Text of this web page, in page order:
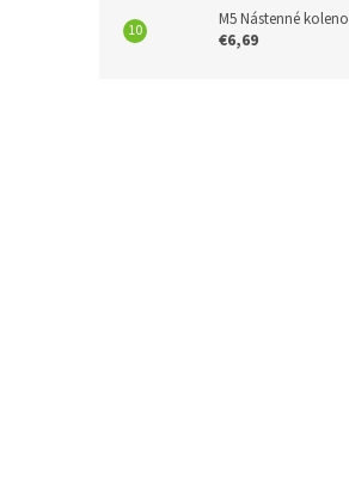
M5 Nástenné koleno
€6,69